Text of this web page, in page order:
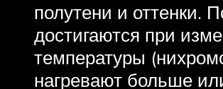
полутени и оттенки.
достигаются при
температуры
нагревают больше